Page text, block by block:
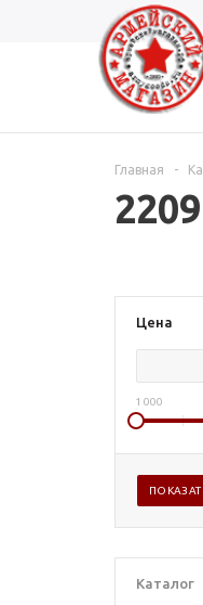
Главная -
Цена
1 000
Каталог